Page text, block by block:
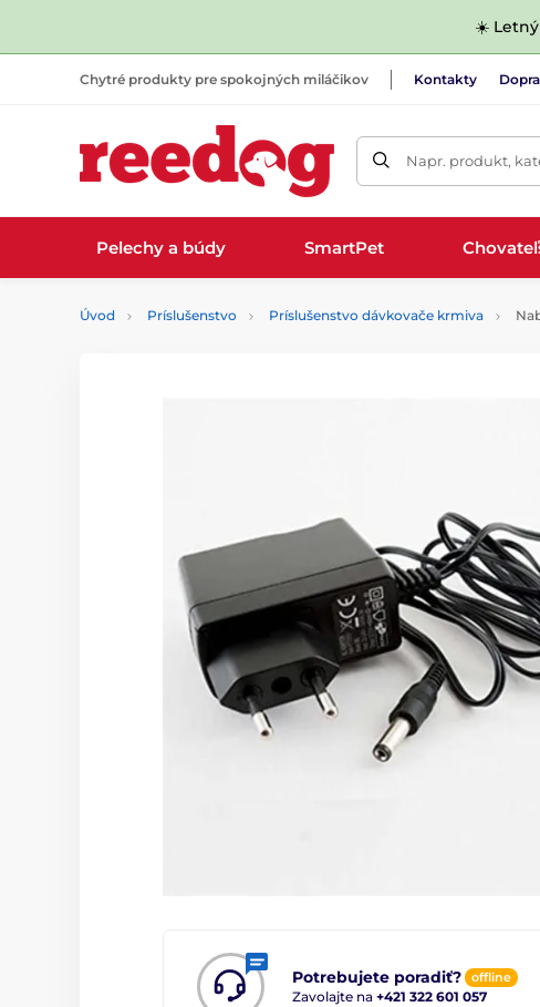
☀️ Letný
Chytré produkty pre spokojných miláčikov Kontakty
Napr. produkt,
Pelechy a búdy SmartPet
Úvod Príslušenstvo Príslušenstvo dávkovače krmiva
Potrebujete poradiť? offline
Zavolajte na +421 322 601 057